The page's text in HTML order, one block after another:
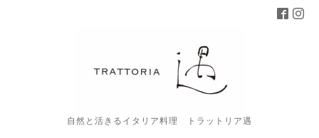
自然と活きるイタリア料理 トラットリア遇